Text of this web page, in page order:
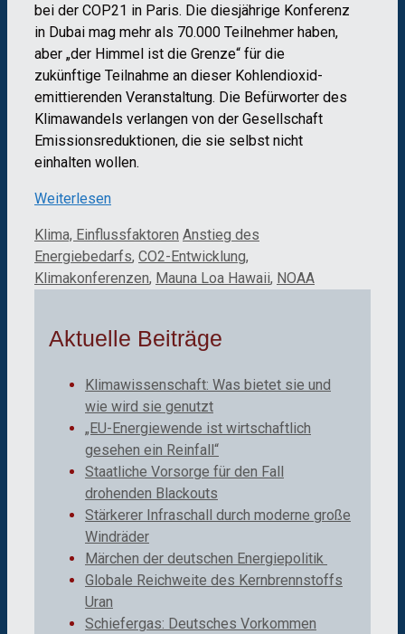
bei der COP21 in Paris. Die diesjährige Konferenz
in Dubai mag mehr als 70.000 Teilnehmer haben,
aber „der Himmel ist die Grenze“ für die
zukünftige Teilnahme an dieser Kohlendioxid-
emittierenden Veranstaltung. Die Befürworter des
Klimawandels verlangen von der Gesellschaft
Emissionsreduktionen, die sie selbst nicht
einhalten wollen.
Weiterlesen
Kategorien
Klima, Einflussfaktoren Schlagwörter
Anstieg des
Energiebedarfs, CO2-Entwicklung,
Klimakonferenzen, Mauna Loa Hawaii, NOAA
Aktuelle Beiträge
Klimawissenschaft: Was bietet sie und
wie wird sie genutzt
„EU-Energiewende ist wirtschaftlich
gesehen ein Reinfall“
Staatliche Vorsorge für den Fall
drohenden Blackouts
Stärkerer Infraschall durch moderne große
Windräder
Märchen der deutschen Energiepolitik
Globale Reichweite des Kernbrennstoffs
Uran
Schiefergas: Deutsches Vorkommen